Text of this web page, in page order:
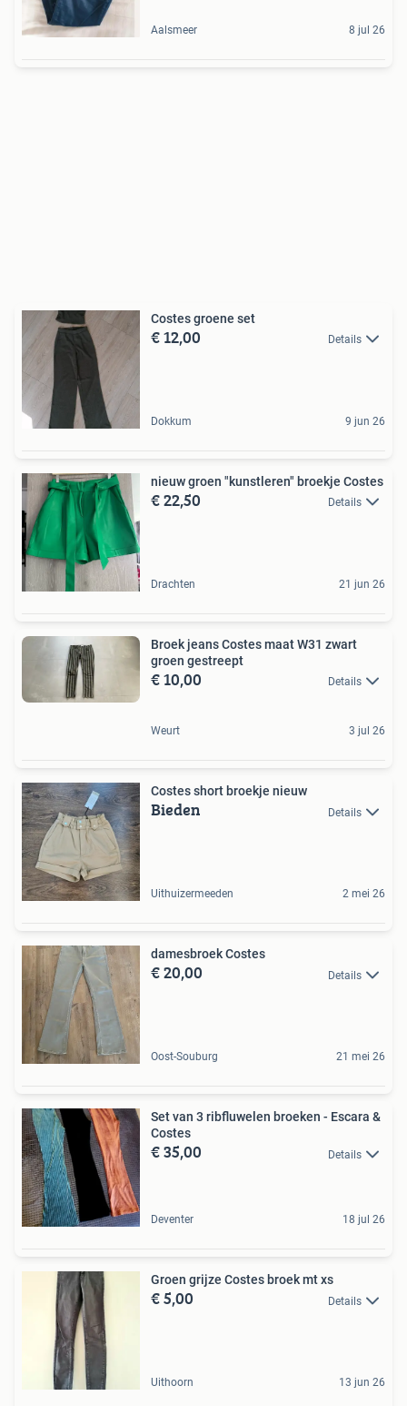
Aalsmeer 8 jul 26
Costes groene set
€ 12,00 Details
Dokkum 9 jun 26
nieuw groen "kunstleren" broekje Costes
€ 22,50 Details
Drachten 21 jun 26
Broek jeans Costes maat W31 zwart
groen gestreept
€ 10,00 Details
Weurt 3 jul 26
Costes short broekje nieuw
Bieden Details
Uithuizermeeden 2 mei 26
damesbroek Costes
€ 20,00 Details
Oost-Souburg 21 mei 26
Set van 3 ribfluwelen broeken - Escara &
Costes
€ 35,00 Details
Deventer 18 jul 26
Groen grijze Costes broek mt xs
€ 5,00 Details
Uithoorn 13 jun 26